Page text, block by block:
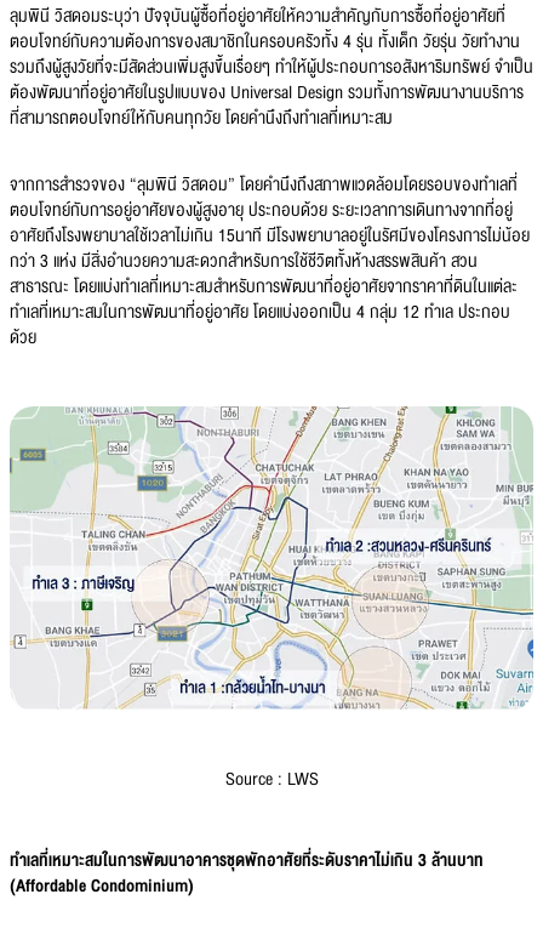
ลุมพินี วิสดอมระบุว่า ปัจจุบันผู้ซื้อที่อยู่อาศัยให้ความสำคัญกับการซื้อที่อยู่อาศัยที่
ตอบโจทย์กับความต้องการของสมาชิกในครอบครัวทั้ง 4 รุ่น ทั้งเด็ก วัยรุ่น วัยทำงาน
รวมถึงผู้สูงวัยที่จะมีสัดส่วนเพิ่มสูงขึ้นเรื่อยๆ ทำให้ผู้ประกอบการอสังหาริมทรัพย์ จำเป็น
ต้องพัฒนาที่อยู่อาศัยในรูปแบบของ Universal Design รวมทั้งการพัฒนางานบริการ
ที่สามารถตอบโจทย์ให้กับคนทุกวัย โดยคำนึงถึงทำเลที่เหมาะสม
จากการสำรวจของ “ลุมพินี วิสดอม” โดยคำนึงถึงสภาพแวดล้อมโดยรอบของทำเลที่
ตอบโจทย์กับการอยู่อาศัยของผู้สูงอายุ ประกอบด้วย ระยะเวลาการเดินทางจากที่อยู่
อาศัยถึงโรงพยาบาลใช้เวลาไม่เกิน 15นาที มีโรงพยาบาลอยู่ในรัศมีของโครงการไม่น้อย
กว่า 3 แห่ง มีสิ่งอำนวยความสะดวกสำหรับการใช้ชีวิตทั้งห้างสรรพสินค้า สวน
สาธารณะ โดยแบ่งทำเลที่เหมาะสมสำหรับการพัฒนาที่อยู่อาศัยจากราคาที่ดินในแต่ละ
ทำเลที่เหมาะสมในการพัฒนาที่อยู่อาศัย โดยแบ่งออกเป็น 4 กลุ่ม 12 ทำเล ประกอบ
ด้วย
Source : LWS
ทำเลที่เหมาะสมในการพัฒนาอาคารชุดพักอาศัยที่ระดับราคาไม่เกิน 3 ล้านบาท
(Affordable Condominium)